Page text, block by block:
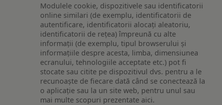
Modulele cookie, dispozitivele sau identificatorii
online similari (de exemplu, identificatorii de
autentificare, identificatorii alocați aleatoriu,
identificatorii de rețea) împreună cu alte
informații (de exemplu, tipul browserului și
informațiile despre acesta, limba, dimensiunea
ecranului, tehnologiile acceptate etc.) pot fi
stocate sau citite pe dispozitivul dvs. pentru a le
recunoaște de fiecare dată când se conectează la
o aplicație sau la un site web, pentru unul sau
mai multe scopuri prezentate aici.